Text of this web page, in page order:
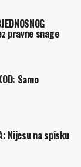
pravne snage
Samo
Nijesu na spisku